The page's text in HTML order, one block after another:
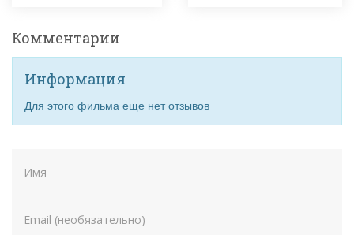
Комментарии
Информация
Для этого фильма еще нет отзывов